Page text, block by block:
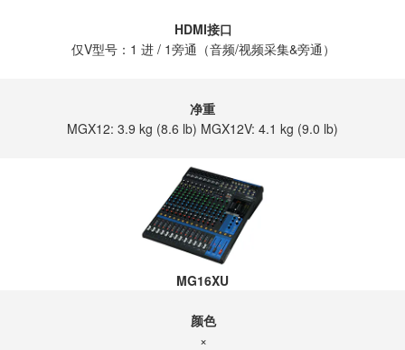
HDMI接口
仅V型号：1 进 / 1旁通（音频/视频采集&旁通）
净重
MGX12: 3.9 kg (8.6 lb) MGX12V: 4.1 kg (9.0 lb)
MG16XU
颜色
×